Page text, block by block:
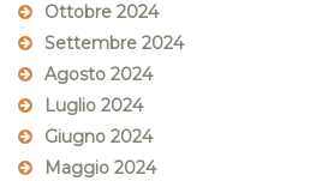
Ottobre 2024
Settembre 2024
Agosto 2024
Luglio 2024
Giugno 2024
Maggio 2024